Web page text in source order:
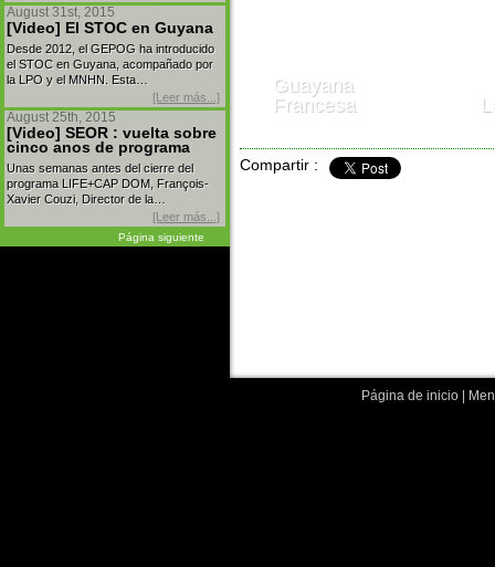
August 31st, 2015
[Video] El STOC en Guyana
Desde 2012, el GEPOG ha introducido
el STOC en Guyana, acompañado por
la LPO y el MNHN. Esta…
[Leer más...]
August 25th, 2015
[Video] SEOR : vuelta sobre
cinco anos de programa
Unas semanas antes del cierre del
programa LIFE+CAP DOM, François-
Xavier Couzi, Director de la…
[Leer más...]
Página siguiente
Guayana
Francesa
Compartir :
Página de inicio|